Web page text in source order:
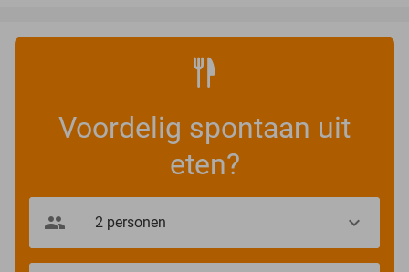
Voordelig spontaan uit
eten?